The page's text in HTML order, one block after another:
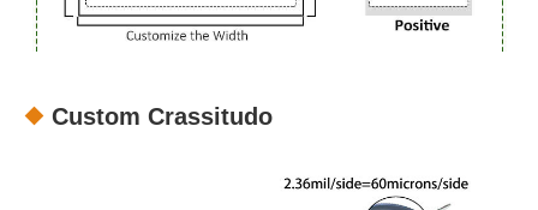
Custom Crassitudo